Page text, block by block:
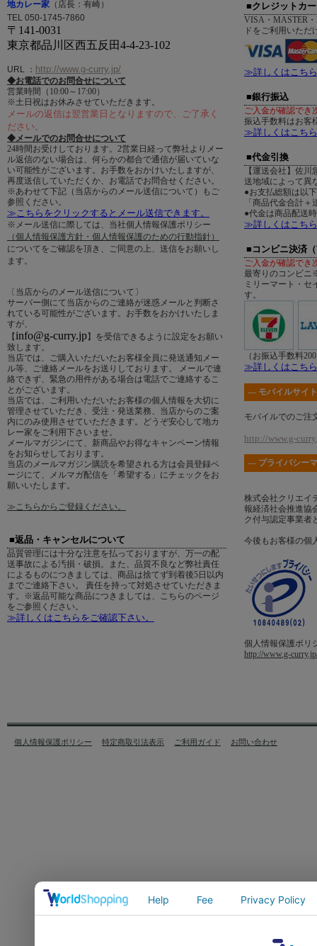
地カレー家 （店長：有崎）
TEL 050-1745-7860
〒141-0031
東京都品川区西五反田4-4-23-102
URL ： http://www.g-curry.jp/
◆お電話でのお問合せについて
営業時間（10:00～17:00）
※土日祝はお休みさせていただきます。
メールの返信は翌営業日となりますので、ご了承く
ださい。
◆メールでのお問合せについて
24時間お受けしております。2営業日経って弊社よりメー
ル返信のない場合は、何らかの都合で通信が届いていな
い可能性がございます。お手数をおかけいたしますが、
再度送信していただくか、お電話でお問合せください。
※あわせて下記（当店からのメール送信について）もご
参照ください。
≫こちらをクリックするとメール送信できます。
※メール送信に際しては、当社個人情報保護ポリシー
（個人情報保護方針・個人情報保護のための行動指針）
についてをご確認を頂き、ご同意の上、送信をお願いし
ます。
〔当店からのメール送信について〕
サーバー側にて当店からのご連絡が迷惑メールと判断さ
れている可能性がございます。お手数をおかけいたしま
すが、
【 info@g-curry.jp】を受信できるように設定をお願い
致します。
当店では、ご購入いただいたお客様全員に発送通知メー
ル等、ご連絡メールをお送りしております。 メールで連
絡できず、緊急の用件がある場合は電話でご連絡するこ
とがございます。
当店では、ご利用いただいたお客様の個人情報を大切に
管理させていただき、受注・発送業務、当店からのご案
内にのみ使用させていただきます。どうぞ安心して地カ
レー家をご利用下さいませ。
メールマガジンにて、新商品やお得なキャンペーン情報
をお知らせしております。
当店のメールマガジン購読を希望される方は会員登録ペ
ージにて、メルマガ配信を「希望する」にチェックをお
願いいたします。
≫こちらからご登録ください。
■返品・キャンセルについて
品質管理には十分な注意を払っておりますが、万一の配
送事故による汚損・破損。また、品質不良など弊社責任
によるものにつきましては、商品は捨てず到着後5日以内
までご連絡下さい。 責任を持って対処させていただきま
す。※返品可能な商品につきましては、こちらのページ
をご参照ください。
≫詳しくはこちらをご確認下さい。
■クレジットカ
VISA・MASTER
ドをご利用いただ
≫詳しくはこち
■銀行振込
ご入金が確認でき
振込手数料はお客
≫詳しくはこち
■代金引換
【運送会社】佐
送地域によって異
●お支払総額は以
「商品代金合計
●代金は商品配送
≫詳しくはこち
■コンビニ決済
ご入金が確認でき
最寄りのコンビニ
ミリーマート・セ
す。
（お振込手数料
≫詳しくはこち
― モバイルサイ
モバイルでのご注
http://www.g-
― プライバシー
株式会社クリエイ
報経済社会推進協
ク付与認定事業者
今後もお客様の個
個人情報保護ポリ
http://www.g-
個人情報保護ポリシー 特定商取引法表示 ご利用ガイド お問い合わせ